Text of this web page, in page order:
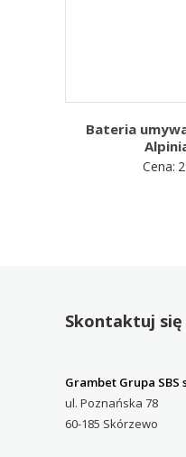
Bateria
Cena:
Skontaktuj się
Grambet Grupa SBS
ul. Poznańska 78
60-185 Skórzewo